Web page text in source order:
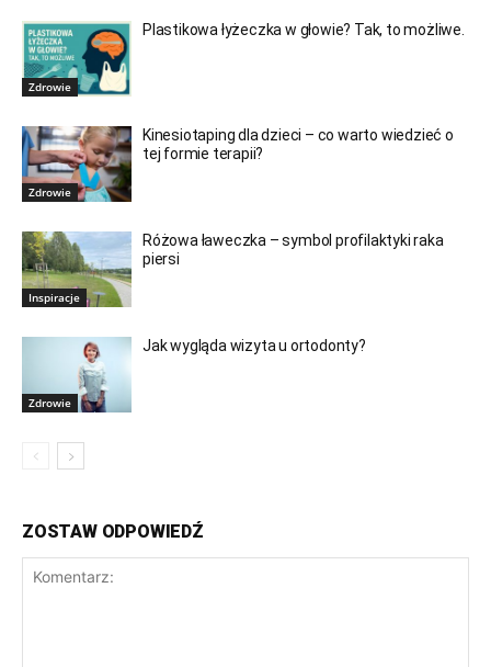
Zdrowie
Plastikowa łyżeczka w głowie? Tak, to możliwe.
Zdrowie
Kinesiotaping dla dzieci – co warto wiedzieć o
tej formie terapii?
Inspiracje
Różowa ławeczka – symbol profilaktyki raka
piersi
Zdrowie
Jak wygląda wizyta u ortodonty?
ZOSTAW ODPOWIEDŹ